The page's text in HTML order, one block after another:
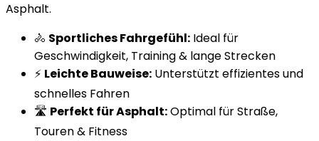
Asphalt.
🚴 Sportliches Fahrgefühl: Ideal für
Geschwindigkeit, Training & lange Strecken
⚡ Leichte Bauweise: Unterstützt effizientes und
schnelles Fahren
🛣️ Perfekt für Asphalt:Optimal für Straße,
Touren & Fitness